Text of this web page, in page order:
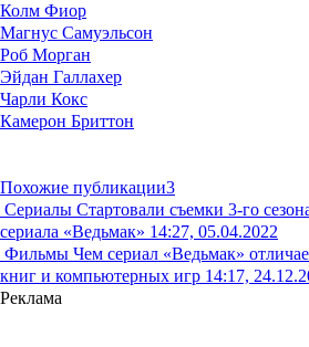
Колм Фиор
Магнус Самуэльсон
Роб Морган
Эйдан Галлахер
Чарли Кокс
Камерон Бриттон
Похожие публикации3
Сериалы Стартовали съемки 3-го
сериала «Ведьмак» 14:27, 05.04.2022
Фильмы Чем сериал «Ведьмак»
книг и компьютерных игр 14:17,
Реклама